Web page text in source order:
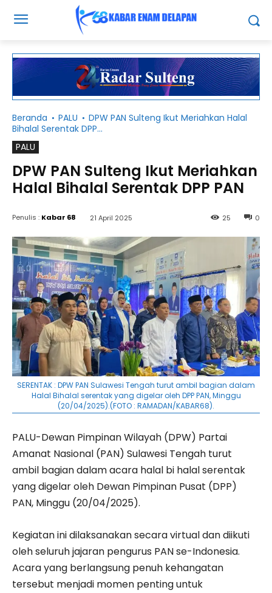
Beranda PALU
DPW PAN Sulteng Ikut Meriahkan Halal
Bihalal Serentak DPP...
PALU
DPW PAN Sulteng Ikut Meriahkan
Halal Bihalal Serentak DPP PAN
Penulis : Kabar 68 21 April 2025 0
25
SERENTAK : DPW PAN Sulawesi Tengah turut ambil bagian dalam
Halal Bihalal serentak yang digelar oleh DPP PAN, Minggu
(20/04/2025).(FOTO : RAMADAN/KABAR68).
PALU-Dewan Pimpinan Wilayah (DPW) Partai
Amanat Nasional (PAN) Sulawesi Tengah turut
ambil bagian dalam acara halal bi halal serentak
yang digelar oleh Dewan Pimpinan Pusat (DPP)
PAN, Minggu (20/04/2025).
Kegiatan ini dilaksanakan secara virtual dan diikuti
oleh seluruh jajaran pengurus PAN se-Indonesia.
Acara yang berlangsung penuh kehangatan
tersebut menjadi momen penting untuk